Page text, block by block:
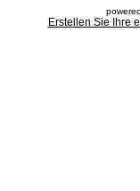
Erstellen Sie Ihre